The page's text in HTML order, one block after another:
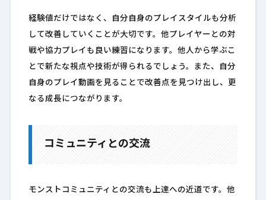
経験値だけではなく、自分自身のプレイスタイルも分析
して改善していくことが大切です。他プレイヤーとの対
戦や協力プレイも良い練習になります。他人から学ぶこ
とで新たな視点や技術が得られるでしょう。また、自分
自身のプレイ動画を見ることで改善点を見つけ出し、更
なる成長につながります。
コミュニティとの交流
モンストコミュニティとの交流も上達への近道です。他